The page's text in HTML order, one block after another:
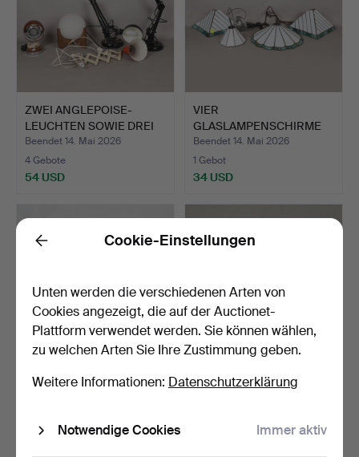
ZWEI ANGLEPOISE-
LEUCHTEN SOWIE DREI
WEITER…
Beendet 14. Mai 2026
4 Gebote
54 USD
VIER
GLASLAMPENSCHIRME
IM TIFFANY-STIL (4).
Beendet 14. Mai 2026
1 Gebot
34 USD
15.ZEITGENÖSSISCHE
Verkauft
729. WANDLEUCHTER,
Back Cookie-Einstellungen
Unten werden die verschiedenen Arten von
Cookies angezeigt, die auf der Auctionet-
Plattform verwendet werden. Sie können wählen,
zu welchen Arten Sie Ihre Zustimmung geben.
Weitere Informationen: Datenschutzerklärung
Notwendige Cookies Immer aktiv